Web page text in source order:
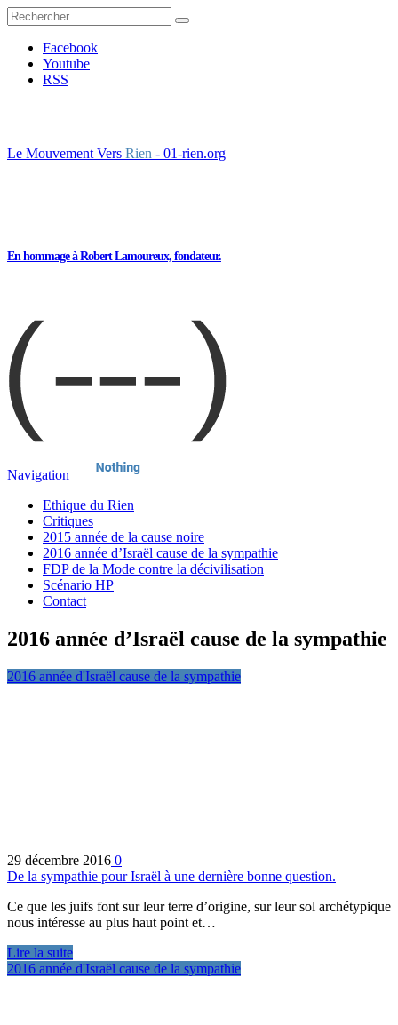
Facebook
Youtube
RSS
Le Mouvement Vers Rien - 01-rien.org
En hommage à Robert Lamoureux, fondateur.
Navigation
Ethique du Rien
Critiques
2015 année de la cause noire
2016 année d’Israël cause de la sympathie
FDP de la Mode contre la décivilisation
Scénario HP
Contact
2016 année d’Israël cause de la sympathie
2016 année d'Israël cause de la sympathie
29 décembre 2016 0
De la sympathie pour Israël à une dernière bonne question.
Ce que les juifs font sur leur terre d’origine, sur leur sol archétypique
nous intéresse au plus haut point et…
Lire la suite
2016 année d'Israël cause de la sympathie